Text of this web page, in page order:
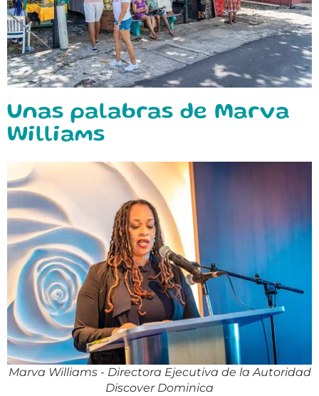
Unas palabras de Marva
Williams
Marva Williams - Directora Ejecutiva de la Autoridad
Discover Dominica